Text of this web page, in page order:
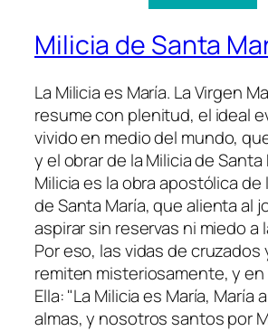
Milicia de Santa
La Milicia es María. La Virgen
resume con plenitud, el ideal
vivido en medio del mundo,
y el obrar de la Milicia de Santa
Milicia es la obra apostólica de
de Santa María, que alienta al
aspirar sin reservas ni miedo a
Por eso, las vidas de
remiten misteriosamente, y
Ella: "La Milicia es María, María
almas, y nosotros santos por